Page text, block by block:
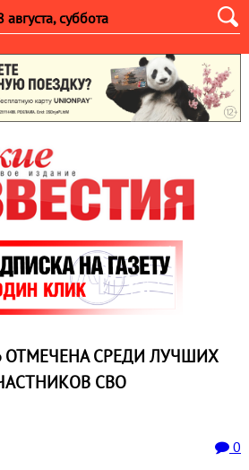
августа, суббота
ОТМЕЧЕНА СРЕДИ ЛУЧШИХ
СВО
0